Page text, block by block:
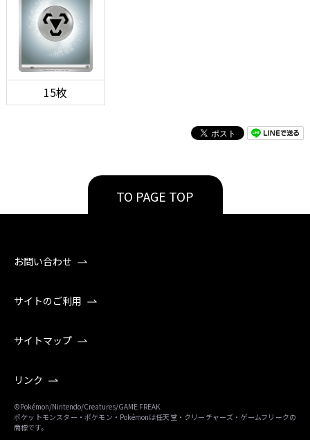
15枚
TO PAGE TOP
お問い合わせ
サイトのご利用
サイトマップ
リンク
©Pokémon/Nintendo/Creatures/GAME FREAK
ポケットモンスター・ポケモン・Pokémonは任天堂・クリーチャーズ・ゲームフリークの
商標です。